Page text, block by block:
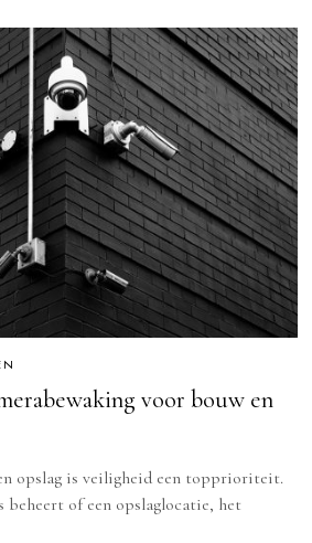
voor bouw en
opslag is veiligheid een topprioriteit.
beheert of een opslaglocatie, het